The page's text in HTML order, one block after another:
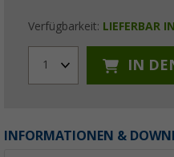
Verfügbarkeit: LIEFERBAR
1 IN
INFORMATIONEN &